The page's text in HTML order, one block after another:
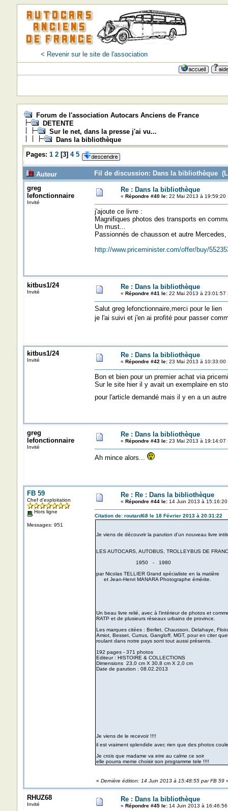
< Revenir sur le site de l'association
Forum de l'association Autocars Anciens de France
DETENTE
Sur le net, dans la presse j'ai vu...
Dans la bibliothèque
Pages: 1 2[3] 4 5
Auteur
Fil de discussion: Dans la bibliothèque
greg
lefonctionnaire
Invité
Re : Dans la bibliothèque
« Répondre #40 le:22 Mai 2013 à 19:59:20
j'ajoute ce livre :
Magnifiques photos des transports en
Un must...
Passionnés de chausson et autre
http://www.priceminister.com/offer/buy/
kitbus1/24
Invité
Re : Dans la bibliothèque
« Répondre #41 le:22 Mai 2013 à 23:01:57
Salut greg lefonctionnaire,merci pour le lien
je l'ai suivi et j'en ai profité pour passer
kitbus1/24
Invité
Re : Dans la bibliothèque
« Répondre #42 le:23 Mai 2013 à 10:33:00
Bon et bien pour un premier achat via
Sur le site hier il y avait un exemplaire en
pour l'article demandé mais il y en a un
greg
lefonctionnaire
Invité
Re : Dans la bibliothèque
« Répondre #43 le:23 Mai 2013 à 19:14:07
Ah mince alors...
FB 59
Chef d'exploitation
Hors ligne
Messages: 951
Re : Re : Dans la bibliothèque
« Répondre #44 le:14 Juin 2013 à 15:16:20
Citation de: routard68 le 18 Février 2013 à 20:31:22
Je viens de découvrir la parution d'un nouveau livre
LES AUTOCARS, AUTOBUS, TROLLEYBUS DE
1950 - 1980
par Nicolas TELLIER Grand spécialiste en la matière
et Jean-Henri MANARA Photographe émérite.
Un beau livre relié, avec à l'intérieur de photos et
RATP et de plusieurs réseaux urbains de province.
Les marques citées : Berliet, Chausson, Delahaye,
Amiot, Besset, Currus, Gangloff, MGT, pour en citer
roulant dans notre pays sont tout aussi présents.
192 pages - 371 photos
Editeur : HISTOIRE & COLLECTIONS
Dimensions 23,0 cm X 30,8 cm X 2,0 cm
Date de parution : 08.02.2013
Je viens de le recevoir !!!!
il est vraiment splendide avec rien que des photos
Je crois que madame va etre au calme ce soir
elle pourra meme choisir son programme tele !!!!
« Dernière édition: 14 Juin 2013 à 15:48:55 par FB 59
RHUZ68
Invité
Re : Dans la bibliothèque
« Répondre #45 le:14 Juin 2013 à 16:46:56